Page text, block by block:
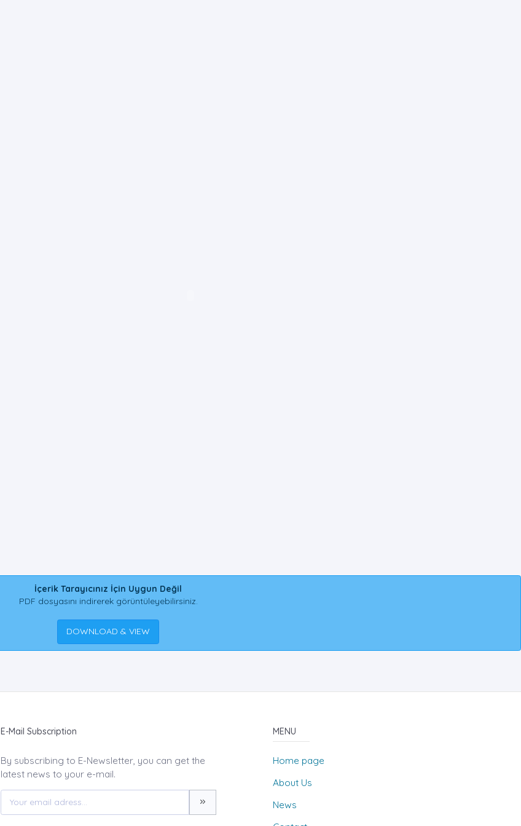
İçerik Tarayıcınız İçin Uygun Değil
PDF dosyasını indirerek görüntüleyebilirsiniz.
DOWNLOAD & VIEW
E-Mail Subscription
By subscribing to E-Newsletter, you can get the
latest news to your e-mail.
MENU
Home page
About Us
News